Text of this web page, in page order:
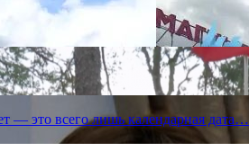
— это всего лишь календарная дата…